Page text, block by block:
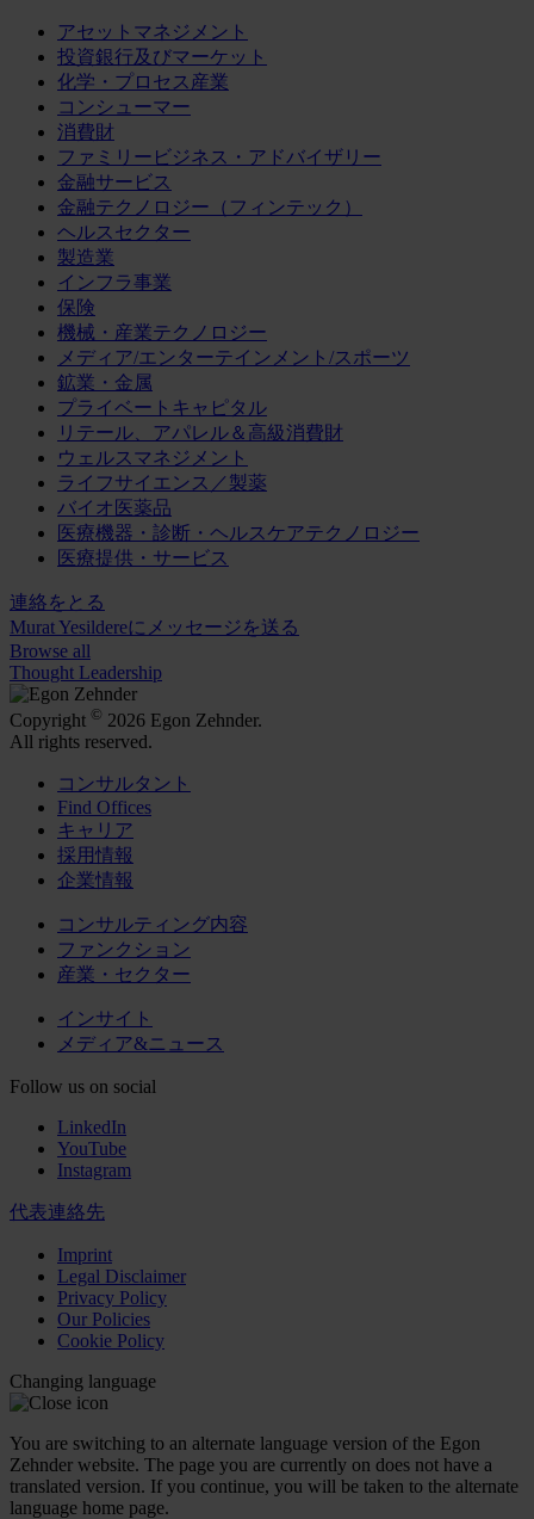
アセットマネジメント
投資銀行及びマーケット
化学・プロセス産業
コンシューマー
消費財
ファミリービジネス・アドバイザリー
金融サービス
金融テクノロジー（フィンテック）
ヘルスセクター
製造業
インフラ事業
保険
機械・産業テクノロジー
メディア/エンターテインメント/スポーツ
鉱業・金属
プライベートキャピタル
リテール、アパレル＆高級消費財
ウェルスマネジメント
ライフサイエンス／製薬
バイオ医薬品
医療機器・診断・ヘルスケアテクノロジー
医療提供・サービス
連絡をとる
Murat Yesildereにメッセージを送る
Browse all
Thought Leadership
Copyright © 2026 Egon Zehnder.
All rights reserved.
コンサルタント
Find Offices
キャリア
採用情報
企業情報
コンサルティング内容
ファンクション
産業・セクター
インサイト
メディア&ニュース
Follow us on social
LinkedIn
YouTube
Instagram
代表連絡先
Imprint
Legal Disclaimer
Privacy Policy
Our Policies
Cookie Policy
Changing language
You are switching to an alternate language version of the Egon
Zehnder website. The page you are currently on does not have a
translated version. If you continue, you will be taken to the alternate
language home page.